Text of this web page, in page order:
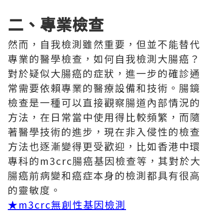
二、專業檢查
然而，自我檢測雖然重要，但並不能替代
專業的醫學檢查，如何自我檢測大腸癌？
對於疑似大腸癌的症狀，進一步的確診通
常需要依賴專業的醫療設備和技術。腸鏡
檢查是一種可以直接觀察腸道內部情況的
方法，在日常當中使用得比較頻繁，而隨
著醫學技術的進步，現在非入侵性的檢查
方法也逐漸變得更受歡迎，比如香港中環
專科的m3crc腸癌基因檢查等，其對於大
腸癌前病變和癌症本身的檢測都具有很高
的靈敏度。
★m3crc無創性基因檢測